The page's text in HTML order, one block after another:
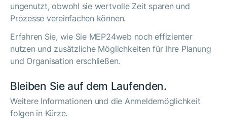
ungenutzt, obwohl sie wertvolle Zeit sparen und
Prozesse vereinfachen können.
Erfahren Sie, wie Sie MEP24web noch effizienter
nutzen und zusätzliche Möglichkeiten für Ihre Planung
und Organisation erschließen.
Bleiben Sie auf dem Laufenden.
Weitere Informationen und die Anmeldemöglichkeit
folgen in Kürze.